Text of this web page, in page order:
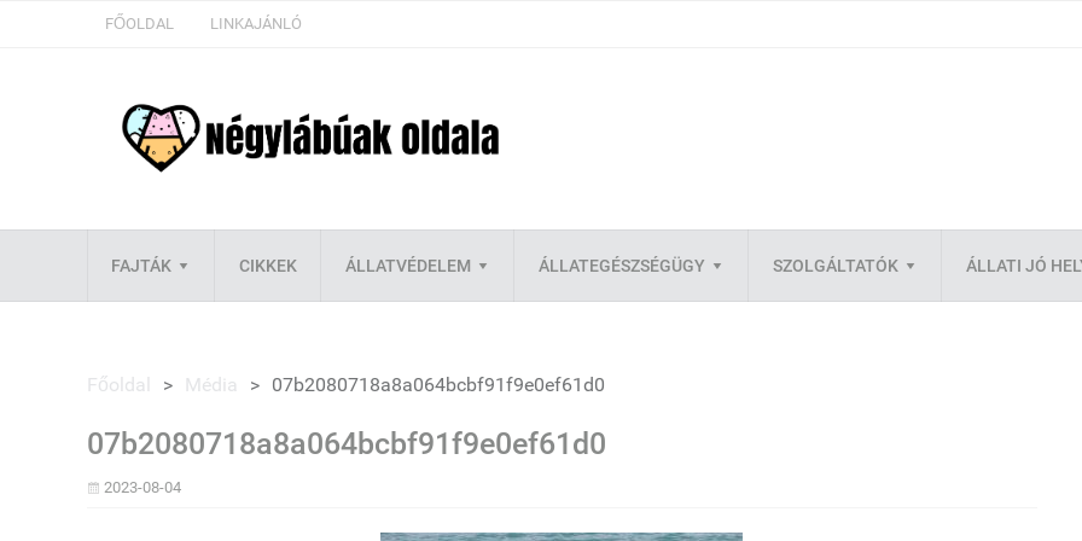
FŐOLDAL LINKAJÁNLÓ
FAJTÁK CIKKEK ÁLLATVÉDELEM ÁLLATEGÉSZSÉGÜGY SZOLGÁLTATÓK ÁLLATI JÓ
Főoldal > Média > 07b2080718a8a064bcbf91f9e0ef61d0
07b2080718a8a064bcbf91f9e0ef61d0
2023-08-04